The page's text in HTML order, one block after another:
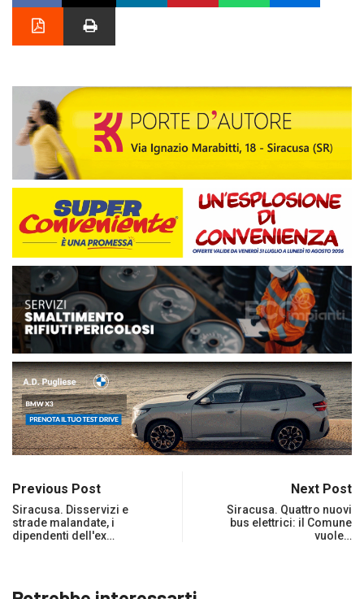
Previous Post
Siracusa. Disservizi e
strade malandate, i
dipendenti dell'ex…
Next Post
Siracusa. Quattro nuovi
bus elettrici: il Comune
vuole…